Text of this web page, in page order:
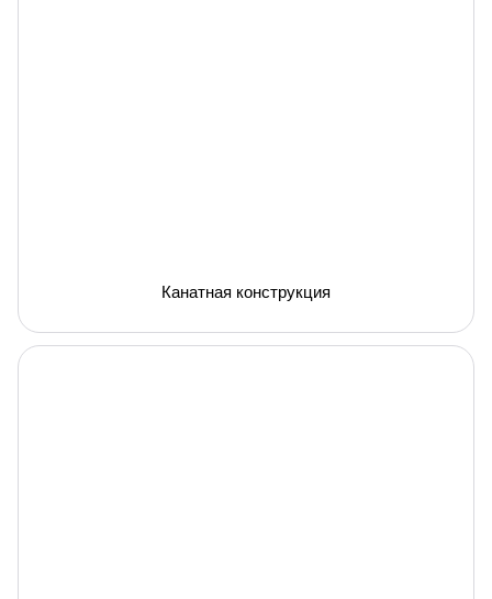
Канатная конструкция